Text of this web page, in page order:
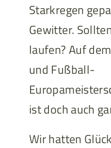
Starkregen
Gewitter.
laufen? Auf
und Fußball-
ist doch auch
Wir hatten